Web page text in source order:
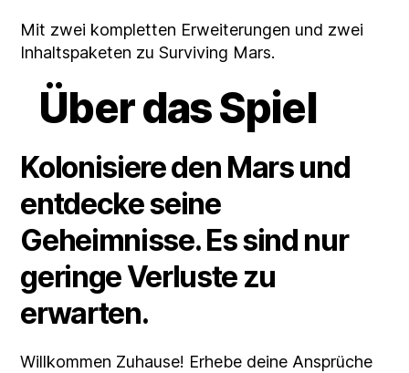
Mit zwei kompletten Erweiterungen und zwei
Inhaltspaketen zu Surviving Mars.
Über das Spiel
Kolonisiere den Mars und
entdecke seine
Geheimnisse. Es sind nur
geringe Verluste zu
erwarten.
Willkommen Zuhause! Erhebe deine Ansprüche